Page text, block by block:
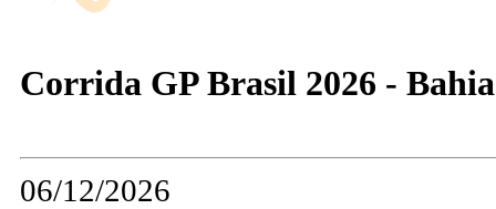
Corrida GP Brasil 2026 - Bahia
06/12/2026